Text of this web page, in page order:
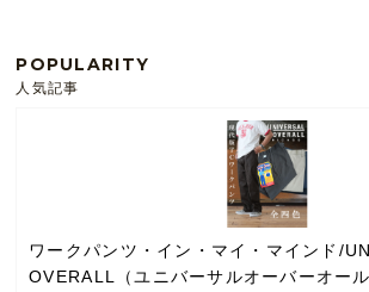
POPULARITY
人気記事
ワークパンツ・イン・マイ・マインド/
OVERALL（ユニバーサルオーバーオー